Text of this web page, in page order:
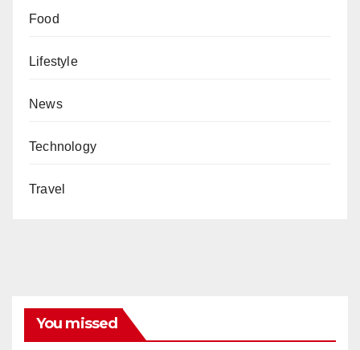
Food
Lifestyle
News
Technology
Travel
You missed